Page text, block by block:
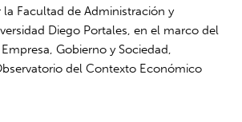
la Facultad de Administración y
Diego Portales, en el marco del
Gobierno y Sociedad,
del Contexto Económico